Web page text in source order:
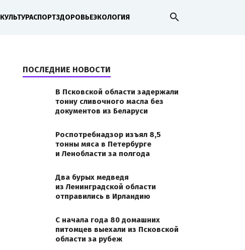
КУЛЬТУРАСПОРТЗДОРОВЬЕЭКОЛОГИЯ search
ПОСЛЕДНИЕ НОВОСТИ
В Псковской области задержали
тонну сливочного масла без
документов из Беларуси
Роспотребнадзор изъял 8,5
тонны мяса в Петербурге
и Ленобласти за полгода
Два бурых медведя
из Ленинградской области
отправились в Ирландию
С начала года 80 домашних
питомцев выехали из Псковской
области за рубеж